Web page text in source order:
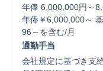
年俸 6,000,000円～
年俸￥6,000,000～
96～を含む/月
通勤手当
会社規定に基づき支